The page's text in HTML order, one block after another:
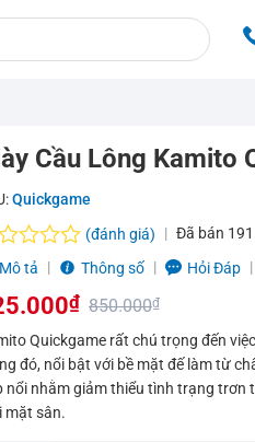
Cầu Lông Kamito
Quickgame
(đánh giá) Đã bán 191
Mô tả
Thông số Hỏi Đáp
850.000₫
₫
Quickgame rất chú trọng đến
đó, nổi bật với bề mặt đế làm từ
nổi nhằm giảm thiểu tình trạng trơn
mặt sân.